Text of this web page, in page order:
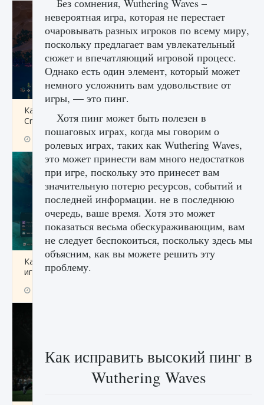
Как разблокировать заклинание Крист в
Creatures of Ava
1 393 0
Как приручить существ из степей Тамура в
игре Creatures of Ava
Без сомнения, Wuthering Waves –
невероятная игра, которая не перестает
очаровывать разных игроков по всему миру,
поскольку предлагает вам увлекательный
сюжет и впечатляющий игровой процесс.
Однако есть один элемент, который может
немного усложнить вам удовольствие от
игры, — это пинг.
Хотя пинг может быть полезен в
пошаговых играх, когда мы говорим о
ролевых играх, таких как Wuthering Waves,
это может принести вам много недостатков
при игре, поскольку это принесет вам
значительную потерю ресурсов, событий и
последней информации. не в последнюю
очередь, ваше время. Хотя это может
показаться весьма обескураживающим, вам
не следует беспокоиться, поскольку здесь мы
объясним, как вы можете решить эту
проблему.
Как исправить высокий пинг в
Wuthering Waves